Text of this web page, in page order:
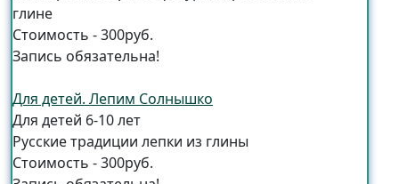
глине
Стоимость - 300руб.
Запись обязательна!
Для детей. Лепим Солнышко
Для детей 6-10 лет
Русские традиции лепки из глины
Стоимость - 300руб.